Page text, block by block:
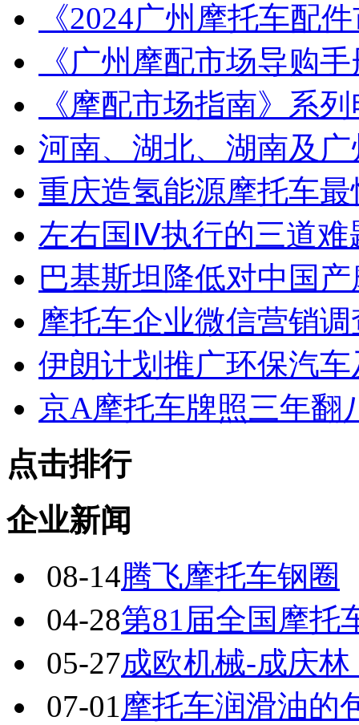
《2024广州摩托车配
《广州摩配市场导购
《摩配市场指南》系
河南、湖北、湖南及
重庆造氢能源摩托车
左右国Ⅳ执行的三道难
巴基斯坦降低对中国
摩托车企业微信营销调
伊朗计划推广环保汽
京A摩托车牌照三年翻
点击排行
企业新闻
08-14腾飞摩托车钢圈
04-28第81届全国摩托
05-27成欧机械-成庆
07-01摩托车润滑油的